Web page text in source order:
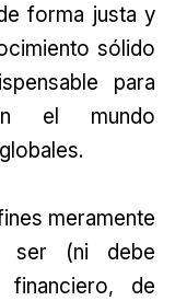
forma justa y
sólido
para
el mundo
meramente
ser (ni debe
financiero, de